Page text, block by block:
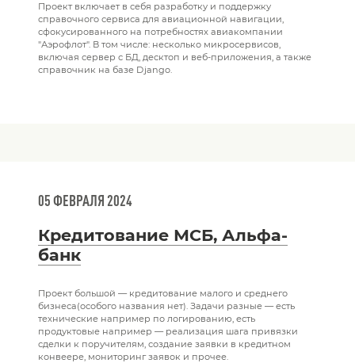
Проект включает в себя разработку и поддержку
справочного сервиса для авиационной навигации,
сфокусированного на потребностях авиакомпании
"Аэрофлот". В том числе: несколько микросервисов,
включая сервер с БД, десктоп и веб-приложения, а также
справочник на базе Django.
Кредитование МСБ, Альфа-
банк
05 ФЕВРАЛЯ 2024
Проект большой — кредитование малого и среднего
бизнеса(особого названия нет). Задачи разные — есть
технические например по логированию, есть
продуктовые например — реализация шага привязки
сделки к поручителям, создание заявки в кредитном
конвеере, мониторинг заявок и прочее.